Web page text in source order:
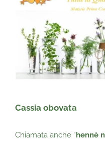
Cassia obovata
Chiamata anche “hennè